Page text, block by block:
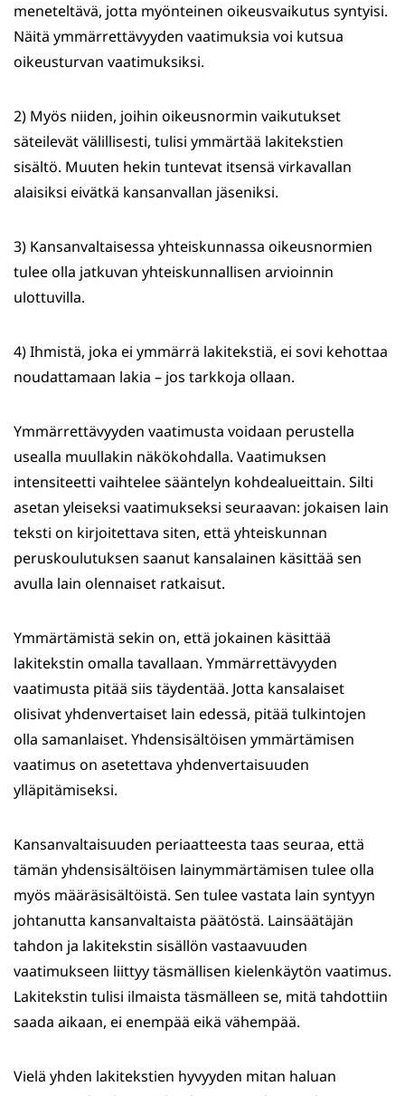
meneteltävä, jotta myönteinen oikeusvaikutus syntyisi.
Näitä ymmärrettävyyden vaatimuksia voi kutsua
oikeusturvan vaatimuksiksi.
2) Myös niiden, joihin oikeusnormin vaikutukset
säteilevät välillisesti, tulisi ymmärtää lakitekstien
sisältö. Muuten hekin tuntevat itsensä virkavallan
alaisiksi eivätkä kansanvallan jäseniksi.
3) Kansanvaltaisessa yhteiskunnassa oikeusnormien
tulee olla jatkuvan yhteiskunnallisen arvioinnin
ulottuvilla.
4) Ihmistä, joka ei ymmärrä lakitekstiä, ei sovi kehottaa
noudattamaan lakia – jos tarkkoja ollaan.
Ymmärrettävyyden vaatimusta voidaan perustella
usealla muullakin näkökohdalla. Vaatimuksen
intensiteetti vaihtelee sääntelyn kohdealueittain. Silti
asetan yleiseksi vaatimukseksi seuraavan: jokaisen lain
teksti on kirjoitettava siten, että yhteiskunnan
peruskoulutuksen saanut kansalainen käsittää sen
avulla lain olennaiset ratkaisut.
Ymmärtämistä sekin on, että jokainen käsittää
lakitekstin omalla tavallaan. Ymmärrettävyyden
vaatimusta pitää siis täydentää. Jotta kansalaiset
olisivat yhdenvertaiset lain edessä, pitää tulkintojen
olla samanlaiset. Yhdensisältöisen ymmärtämisen
vaatimus on asetettava yhdenvertaisuuden
ylläpitämiseksi.
Kansanvaltaisuuden periaatteesta taas seuraa, että
tämän yhdensisältöisen lainymmärtämisen tulee olla
myös määräsisältöistä. Sen tulee vastata lain syntyyn
johtanutta kansanvaltaista päätöstä. Lainsäätäjän
tahdon ja lakitekstin sisällön vastaavuuden
vaatimukseen liittyy täsmällisen kielenkäytön vaatimus.
Lakitekstin tulisi ilmaista täsmälleen se, mitä tahdottiin
saada aikaan, ei enempää eikä vähempää.
Vielä yhden lakitekstien hyvyyden mitan haluan